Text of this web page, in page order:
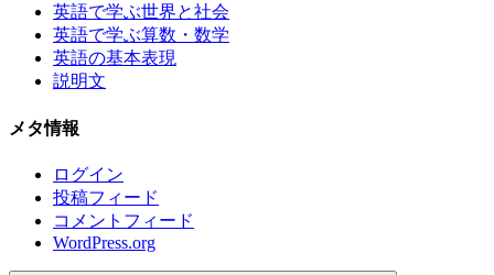
英語で学ぶ世界と社会
英語で学ぶ算数・数学
英語の基本表現
説明文
メタ情報
ログイン
投稿フィード
コメントフィード
WordPress.org